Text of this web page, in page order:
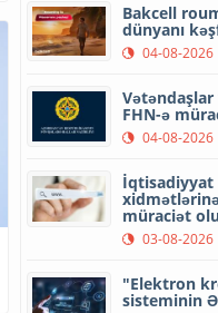
Bakcell
dünyanı
04-08-2026
FHN-ə
04-08-2026
müraciət
03-08-2026
"Elektron
sisteminin